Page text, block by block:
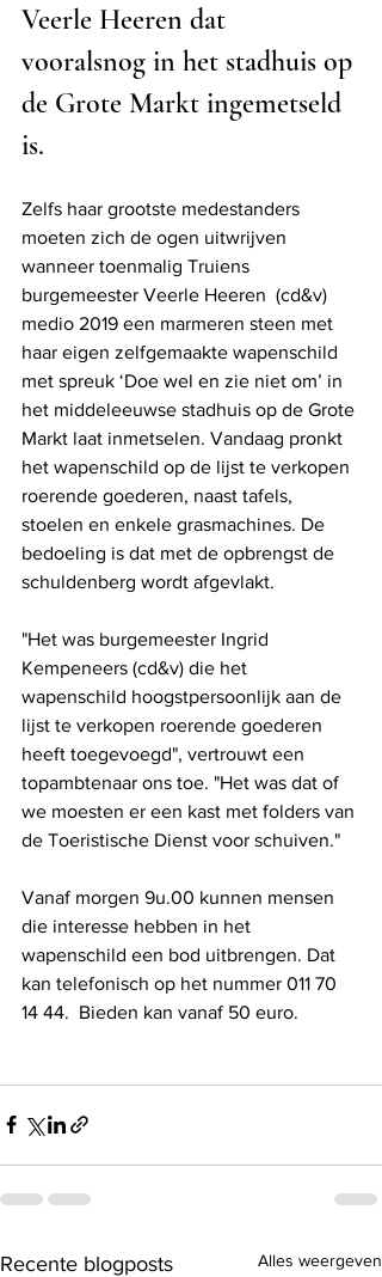
Veerle Heeren dat
vooralsnog in het stadhuis op
de Grote Markt ingemetseld
is.
Zelfs haar grootste medestanders
moeten zich de ogen uitwrijven
wanneer toenmalig Truiens
burgemeester Veerle Heeren  (cd&v)
medio 2019 een marmeren steen met
haar eigen zelfgemaakte wapenschild
met spreuk ‘Doe wel en zie niet om’ in
het middeleeuwse stadhuis op de Grote
Markt laat inmetselen. Vandaag pronkt
het wapenschild op de lijst te verkopen
roerende goederen, naast tafels,
stoelen en enkele grasmachines. De
bedoeling is dat met de opbrengst de
schuldenberg wordt afgevlakt.
"Het was burgemeester Ingrid
Kempeneers (cd&v) die het
wapenschild hoogstpersoonlijk aan de
lijst te verkopen roerende goederen
heeft toegevoegd", vertrouwt een
topambtenaar ons toe. "Het was dat of
we moesten er een kast met folders van
de Toeristische Dienst voor schuiven."
Vanaf morgen 9u.00 kunnen mensen
die interesse hebben in het
wapenschild een bod uitbrengen. Dat
kan telefonisch op het nummer 011 70
14 44.  Bieden kan vanaf 50 euro.
Recente blogposts Alles weergeven